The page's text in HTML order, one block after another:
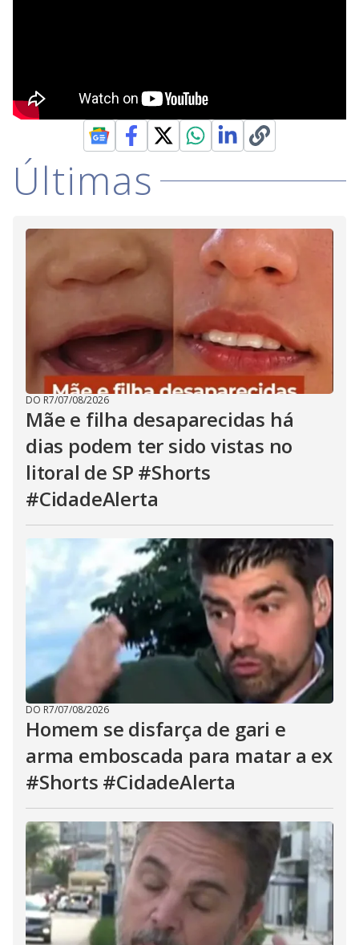
Últimas
DO R7/07/08/2026
Mãe e filha desaparecidas há
dias podem ter sido vistas no
litoral de SP #Shorts
#CidadeAlerta
DO R7/07/08/2026
Homem se disfarça de gari e
arma emboscada para matar a ex
#Shorts #CidadeAlerta